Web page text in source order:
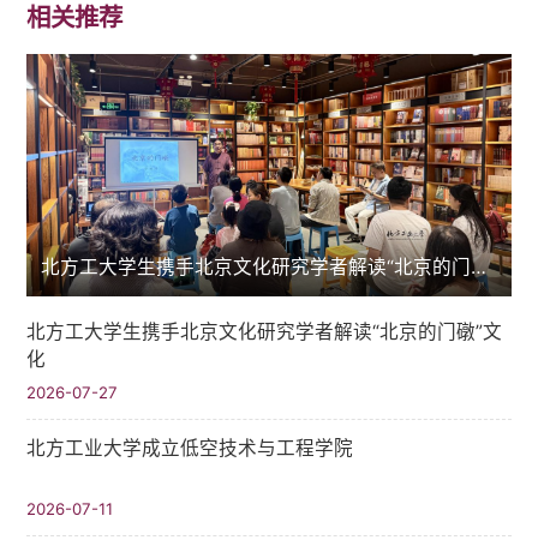
相关推荐
北方工大学生携手北京文化研究学者解读“北京的门礅”文化
北方工大学生携手北京文化研究学者解读“北京的门礅”文
化
2026-07-27
北方工业大学成立低空技术与工程学院
2026-07-11